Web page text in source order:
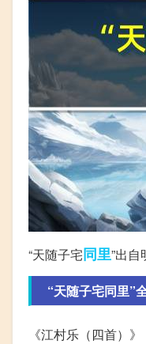
“天随子宅同里”出自
“天随子宅同里”
《江村乐（四首）》